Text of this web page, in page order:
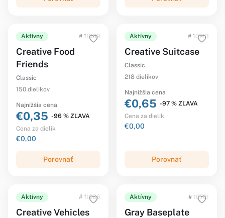
Aktívny # 11039
Creative Food
Friends
Classic
150 dielikov
Najnižšia cena
€0,35 -96 % ZĽAVA
Cena za dielik
€0,00
Porovnať
Aktívny # 10713
Creative Suitcase
Classic
218 dielikov
Najnižšia cena
€0,65 -97 % ZĽAVA
Cena za dielik
€0,00
Porovnať
Aktívny # 11036
Creative Vehicles
Aktívny # 10701
Gray Baseplate